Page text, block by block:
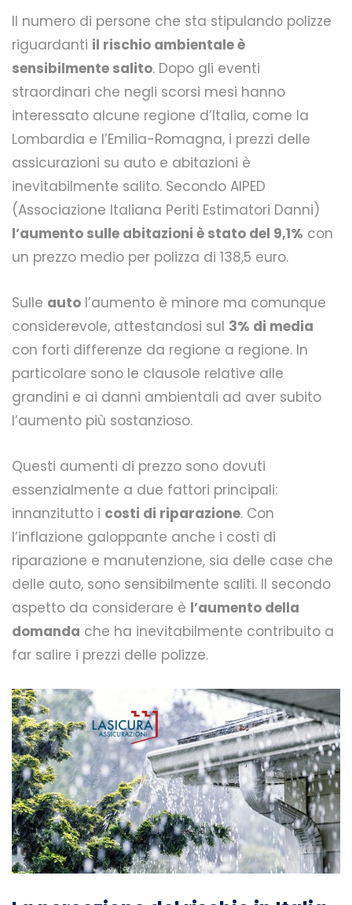
Il numero di persone che sta stipulando polizze
riguardanti il rischio ambientale è
sensibilmente salito. Dopo gli eventi
straordinari che negli scorsi mesi hanno
interessato alcune regione d’Italia, come la
Lombardia e l’Emilia-Romagna, i prezzi delle
assicurazioni su auto e abitazioni è
inevitabilmente salito. Secondo AIPED
(Associazione Italiana Periti Estimatori Danni)
l’aumento sulle abitazioni è stato del 9,1% con
un prezzo medio per polizza di 138,5 euro.
Sulle auto l’aumento è minore ma comunque
considerevole, attestandosi sul 3% di media
con forti differenze da regione a regione. In
particolare sono le clausole relative alle
grandini e ai danni ambientali ad aver subito
l’aumento più sostanzioso.
Questi aumenti di prezzo sono dovuti
essenzialmente a due fattori principali:
innanzitutto i costi di riparazione. Con
l’inflazione galoppante anche i costi di
riparazione e manutenzione, sia delle case che
delle auto, sono sensibilmente saliti. Il secondo
aspetto da considerare è l’aumento della
domanda che ha inevitabilmente contribuito a
far salire i prezzi delle polizze.